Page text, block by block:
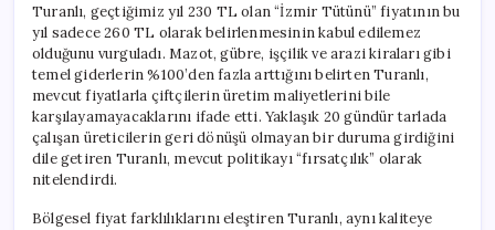
Turanlı, geçtiğimiz yıl 230 TL olan “İzmir Tütünü” fiyatının bu
yıl sadece 260 TL olarak belirlenmesinin kabul edilemez
olduğunu vurguladı. Mazot, gübre, işçilik ve arazi kiraları gibi
temel giderlerin %100’den fazla arttığını belirten Turanlı,
mevcut fiyatlarla çiftçilerin üretim maliyetlerini bile
karşılayamayacaklarını ifade etti. Yaklaşık 20 gündür tarlada
çalışan üreticilerin geri dönüşü olmayan bir duruma girdiğini
dile getiren Turanlı, mevcut politikayı “fırsatçılık” olarak
nitelendirdi.
Bölgesel fiyat farklılıklarını eleştiren Turanlı, aynı kaliteye